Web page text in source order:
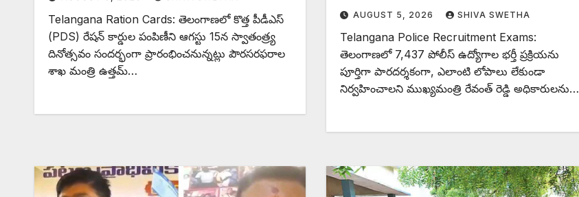
Telangana Ration Cards: తెలంగాణలో కొత్త పీడీఎస్
(PDS) రేషన్ కార్డుల పంపిణీని ఆగస్టు 15న స్వాతంత్ర్య
దినోత్సవం సందర్భంగా ప్రారంభించనున్నట్లు పౌరసరఫరాల
శాఖ మంత్రి ఉత్తమ్…
AUGUST 5, 2026 SHIVA SWETHA
Telangana Police Recruitment Exams:
తెలంగాణలో 7,437 పోలీస్ ఉద్యోగాల భర్తీ ప్రక్రియను
పూర్తిగా పారదర్శకంగా, ఎలాంటి లోపాలు లేకుండా
నిర్వహించాలని ముఖ్యమంత్రి రేవంత్ రెడ్డి అధికారులను…